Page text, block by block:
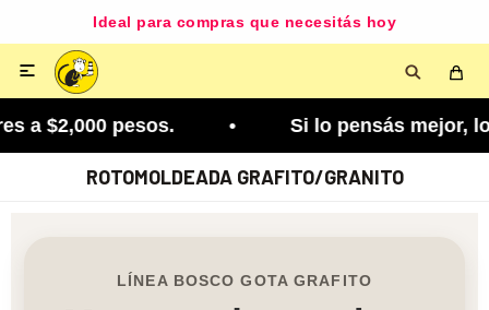
Ideal para compras que necesitás hoy

a $2,000 pesos. • Si lo pensás mejor, lo
ROTOMOLDEADA GRAFITO/GRANITO
LÍNEA BOSCO GOTA GRAFITO